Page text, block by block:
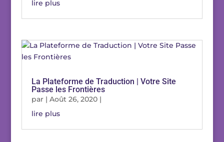
lire plus
La Plateforme de Traduction | Votre Site
Passe les Frontières
par | Août 26, 2020|
lire plus